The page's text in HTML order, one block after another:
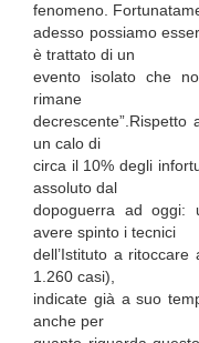
fenomeno.
adesso possiamo
è trattato di un
evento isolato che
rimane
decrescente”.Rispetto
un calo di
circa il 10% degli
assoluto dal
dopoguerra ad oggi:
avere spinto i tecnici
dell’Istituto a
1.260 casi),
indicate già a suo
anche per